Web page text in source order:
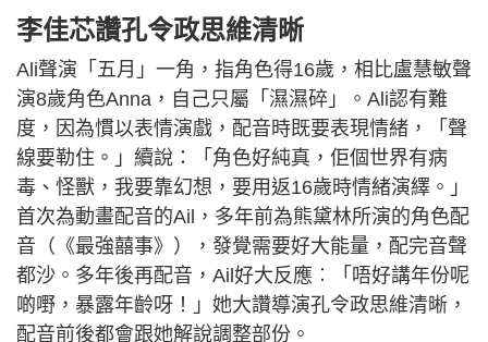
李佳芯讚孔令政思維清晰
Ali聲演「五月」一角，指角色得16歲，相比盧慧敏聲
演8歲角色Anna，自己只屬「濕濕碎」。Ali認有難
度，因為慣以表情演戲，配音時既要表現情緒，「聲
線要勒住。」續說：「角色好純真，佢個世界有病
毒、怪獸，我要靠幻想，要用返16歲時情緒演繹。」
首次為動畫配音的Ail，多年前為熊黛林所演的角色配
音（《最強囍事》），發覺需要好大能量，配完音聲
都沙。多年後再配音，Ail好大反應︰「唔好講年份呢
啲嘢，暴露年齡呀！」她大讚導演孔令政思維清晰，
配音前後都會跟她解說調整部份。